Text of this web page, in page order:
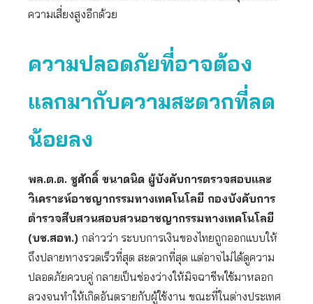
ความเสี่ยงสูงอีกด้วย
ความปลอดภัยที่อาจต้อง
แลกมากับความสะดวกที่ลด
น้อยลง
พล.ต.ต. ชูศักดิ์ ขนาดนิด ผู้บังคับการตรวจสอบและ
วิเคราะห์อาชญากรรมทางเทคโนโลยี กองบังคับการ
ตำรวจสืบสวนสอบสวนอาชญากรรมทางเทคโนโลยี
(บช.สอท.) กล่าวว่า ระบบการเงินของไทยถูกออกแบบให้
ถึงปลายทางรวดเร็วที่สุด สะดวกที่สุด แต่อาจไม่ได้ดูความ
ปลอดภัยควบคู่ กลายเป็นช่องว่างให้มิจฉาชีพใช้มาหลอก
ลวงจนทำให้เกิดอันตรายกับผู้ใช้งาน ขณะที่ในต่างประเทศ